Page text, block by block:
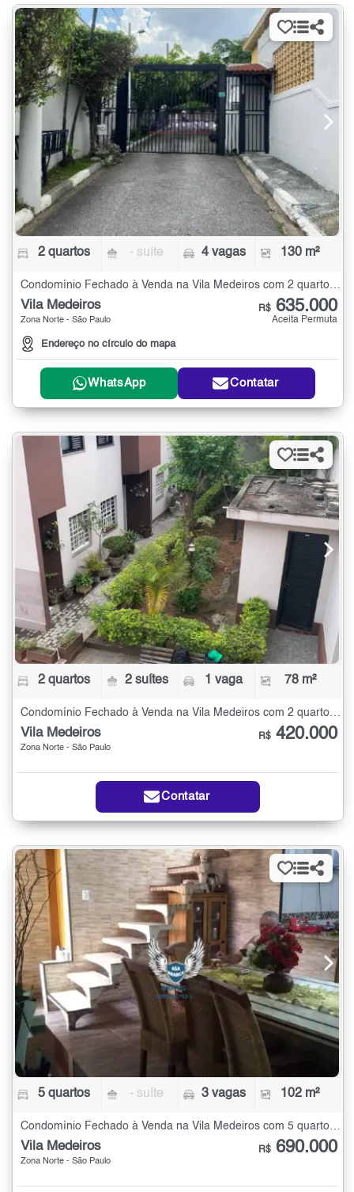
2 quartos - suíte 4 vagas 130 m²
Condomínio Fechado à Venda na Vila Medeiros com 2 quartos - 130 m²
Vila Medeiros
Zona Norte - São Paulo
Endereço no círculo do mapa
R$ 635.000
Aceita Permuta
WhatsApp Contatar
2 quartos 2 suítes 1 vaga 78 m²
Vila Medeiros
Zona Norte - São Paulo
R$ 420.000
Contatar
5 quartos - suíte 3 vagas 102 m²
Condomínio Fechado à Venda na Vila Medeiros com 5 quartos - 102 m²
Vila Medeiros
Zona Norte - São Paulo
R$ 690.000